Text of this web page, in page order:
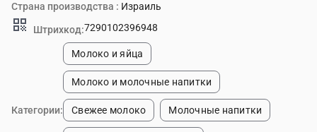
Страна производства : Израиль
qr_code Штрихкод:7290102396948
Категории:
Молоко и яйца
Молоко и молочные напитки
Свежее молоко Молочные напитки